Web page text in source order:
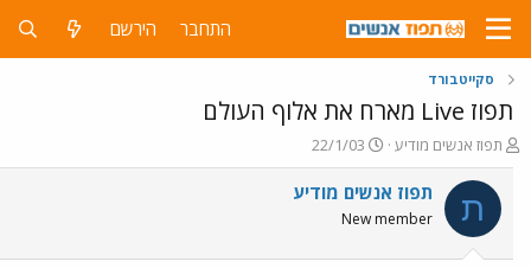
התחבר הירשם
סקייטבורד
תפוז Live מארח את אלוף העולם
פ
ו
ת
ח
ה
תפוז אנשים מודיע
פ
ו
ר
ם
22/1/03
ת תפוז אנשים מודיע
New member